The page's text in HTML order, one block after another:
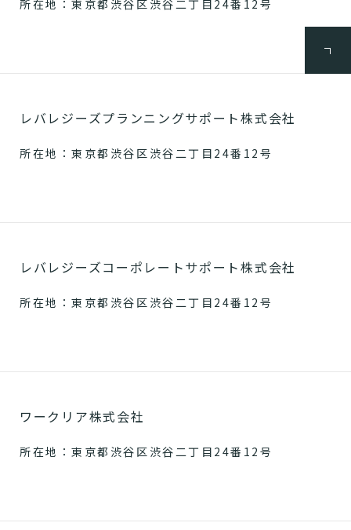
所在地：東京都渋谷区渋谷二丁目24番12号
レバレジーズプランニングサポート株式会社
所在地：東京都渋谷区渋谷二丁目24番12号
レバレジーズコーポレートサポート株式会社
所在地：東京都渋谷区渋谷二丁目24番12号
ワークリア株式会社
所在地：東京都渋谷区渋谷二丁目24番12号